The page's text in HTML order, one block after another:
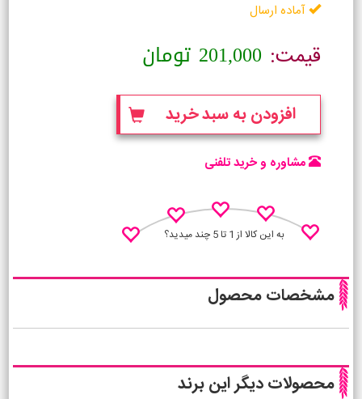
آماده ارسال
قیمت: 201,000 تومان
افزودن به سبد خرید
مشاوره و خرید تلفنی
به این کالا از 1 تا 5 چند میدید؟
مشخصات محصول
محصولات دیگر این برند